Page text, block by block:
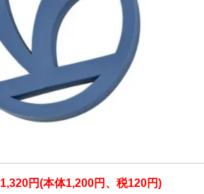
1,320円(本体1,200円、税120円)